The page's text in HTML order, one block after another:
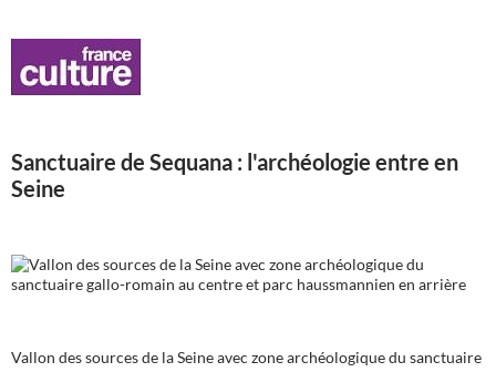
Sanctuaire de Sequana : l'archéologie entre en
Seine
Vallon des sources de la Seine avec zone archéologique du sanctuaire